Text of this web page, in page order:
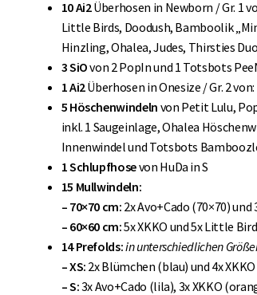
10 Ai2Überhosen in Newborn / Gr. 1
Little Birds, Doodush, Bamboolik
Hinzling, Ohalea, Judes, Thirsties
3 SiOvon 2 PopIn und 1 Totsbots
1 Ai2Überhosen in Onesize / Gr. 2
5 Höschenwindeln von Petit Lulu,
inkl. 1 Saugeinlage, Ohalea
Innenwindel und Totsbots
1 Schlupfhosevon HuDa in S
15 Mullwindeln:
– 70×70 cm: 2x Avo+Cado (70×70) und
– 60×60 cm:5x XKKO und 5x Little
14 Prefolds:in unterschiedlichen
– XS: 2x Blümchen (blau) und 4x
– S:3x Avo+Cado (lila), 3x XKKO